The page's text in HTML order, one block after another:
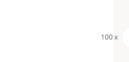
100 x